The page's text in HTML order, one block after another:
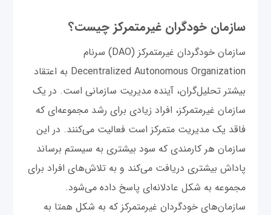
سازمان خودگران غیرمتمرکز چیست؟
سازمان خودگردان غیرمتمرکز (DAO) سرنام
Decentralized Autonomous Organization به اعتقاد
بیشتر تحلیل‌گران، آینده مدیریت سازمانی است. در یک
سازمان غیرمتمرکز، افراد زیادی برای رشد مجموعه‌ای که
فاقد یک مدیریت متمرکز است فعالیت می‌کنند. در این
سازمان هر کارمندی که سود بیشتری به سیستم برساند
پاداش بیشتری دریافت می‌کند و به تلاش‌های افراد برای
مجموعه به شکل عادلانه‌ای پاسخ داده می‌شود.
سازمان‌های خودگردان غیرمتمرکز که به شکل همتا به